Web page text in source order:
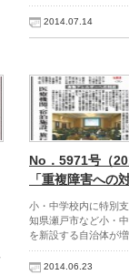
2014.07.14
No．5971号（
「重複障害への
小・中学校内に特別
知県瀬戸市など小・
を新設する自治体が
2014.06.23